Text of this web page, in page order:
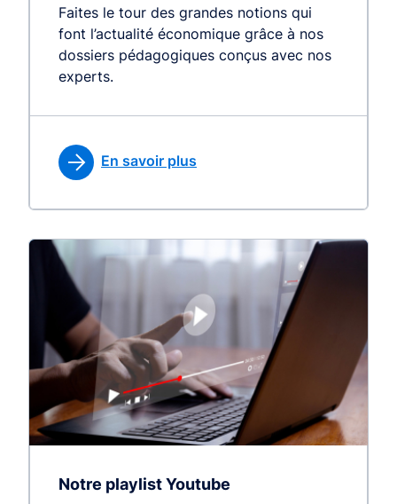
Faites le tour des grandes notions qui
font l’actualité économique grâce à nos
dossiers pédagogiques conçus avec nos
experts.
En savoir plus
Notre playlist Youtube